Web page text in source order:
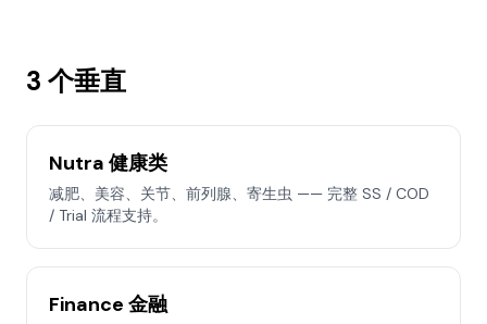
3 个垂直
Nutra 健康类
减肥、美容、关节、前列腺、寄生虫 —— 完整 SS / COD
/ Trial 流程支持。
Finance 金融